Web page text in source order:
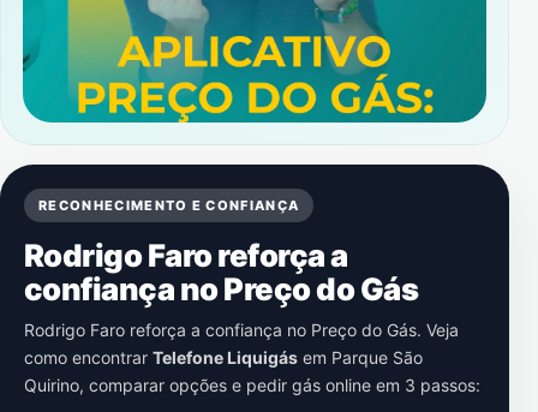
RECONHECIMENTO E CONFIANÇA
Rodrigo Faro reforça a
confiança no Preço do Gás
Rodrigo Faro reforça a confiança no Preço do Gás. Veja
como encontrar Telefone Liquigás em Parque São
Quirino, comparar opções e pedir gás online em 3 passos: